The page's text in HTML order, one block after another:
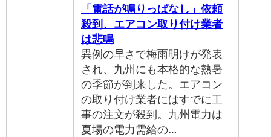
「電話が鳴りっぱなし」依頼
殺到、エアコン取り付け業者
は悲鳴
異例の早さで梅雨明けが発表
され、九州にも本格的な熱暑
の季節が到来した。エアコン
の取り付け業者にはすでに工
事の注文が殺到。九州電力は
夏場の電力需給の…